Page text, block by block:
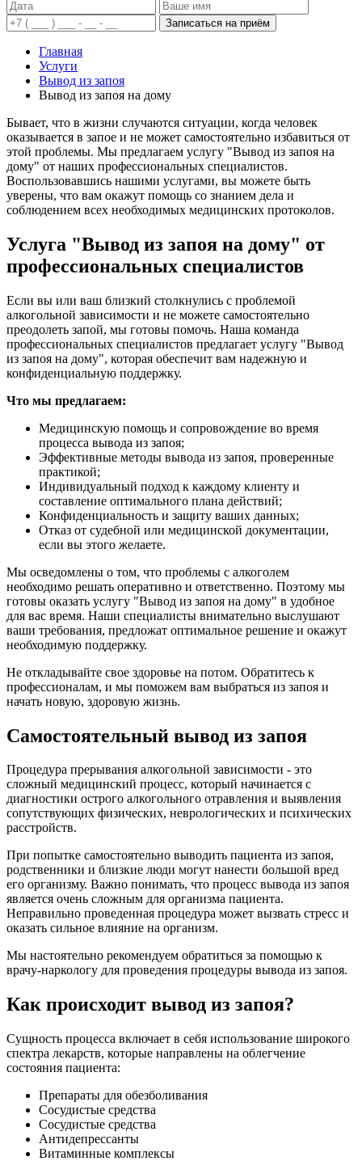
Записаться на приём
Главная
Услуги
Вывод из запоя
Вывод из запоя на дому
Бывает, что в жизни случаются ситуации, когда человек
оказывается в запое и не может самостоятельно избавиться от
этой проблемы. Мы предлагаем услугу "Вывод из запоя на
дому" от наших профессиональных специалистов.
Воспользовавшись нашими услугами, вы можете быть
уверены, что вам окажут помощь со знанием дела и
соблюдением всех необходимых медицинских протоколов.
Услуга "Вывод из запоя на дому" от
профессиональных специалистов
Если вы или ваш близкий столкнулись с проблемой
алкогольной зависимости и не можете самостоятельно
преодолеть запой, мы готовы помочь. Наша команда
профессиональных специалистов предлагает услугу "Вывод
из запоя на дому", которая обеспечит вам надежную и
конфиденциальную поддержку.
Что мы предлагаем:
Медицинскую помощь и сопровождение во время
процесса вывода из запоя;
Эффективные методы вывода из запоя, проверенные
практикой;
Индивидуальный подход к каждому клиенту и
составление оптимального плана действий;
Конфиденциальность и защиту ваших данных;
Отказ от судебной или медицинской документации,
если вы этого желаете.
Мы осведомлены о том, что проблемы с алкоголем
необходимо решать оперативно и ответственно. Поэтому мы
готовы оказать услугу "Вывод из запоя на дому" в удобное
для вас время. Наши специалисты внимательно выслушают
ваши требования, предложат оптимальное решение и окажут
необходимую поддержку.
Не откладывайте свое здоровье на потом. Обратитесь к
профессионалам, и мы поможем вам выбраться из запоя и
начать новую, здоровую жизнь.
Самостоятельный вывод из запоя
Процедура прерывания алкогольной зависимости - это
сложный медицинский процесс, который начинается с
диагностики острого алкогольного отравления и выявления
сопутствующих физических, неврологических и психических
расстройств.
При попытке самостоятельно выводить пациента из запоя,
родственники и близкие люди могут нанести большой вред
его организму. Важно понимать, что процесс вывода из запоя
является очень сложным для организма пациента.
Неправильно проведенная процедура может вызвать стресс и
оказать сильное влияние на организм.
Мы настоятельно рекомендуем обратиться за помощью к
врачу-наркологу для проведения процедуры вывода из запоя.
Как происходит вывод из запоя?
Сущность процесса включает в себя использование широкого
спектра лекарств, которые направлены на облегчение
состояния пациента:
Препараты для обезболивания
Сосудистые средства
Сосудистые средства
Антидепрессанты
Витаминные комплексы